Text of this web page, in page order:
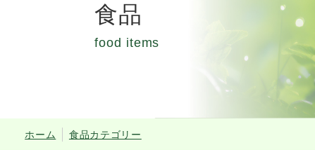
食品
food items
ホーム 食品カテゴリー